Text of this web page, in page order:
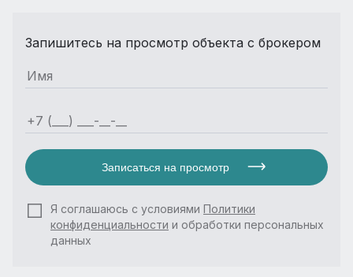
Запишитесь на просмотр объекта с брокером
Записаться на просмотр
Я соглашаюсь с условиями Политики
конфиденциальности и обработки персональных
данных